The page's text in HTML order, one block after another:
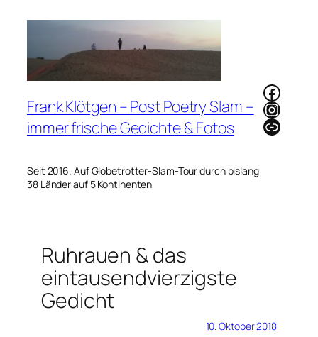
Frank Klötgen – Post Poetry Slam –
immer frische Gedichte & Fotos
Seit 2016. Auf Globetrotter-Slam-Tour durch bislang
38 Länder auf 5 Kontinenten
Link
Ruhrauen & das
eintausendvierzigste
Gedicht
10. Oktober 2018